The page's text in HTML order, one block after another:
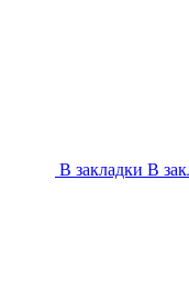
В закладки В